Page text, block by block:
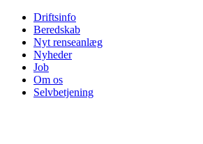
Driftsinfo
Beredskab
Nyt renseanlæg
Nyheder
Job
Om os
Selvbetjening